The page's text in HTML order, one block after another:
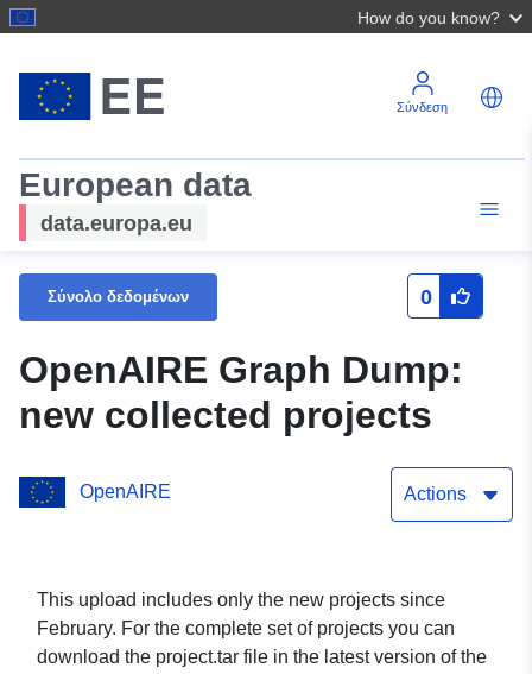
How do you know?
Σύνδεση
European data
data.europa.eu
Σύνολο δεδομένων 0
OpenAIRE Graph Dump:
new collected projects
OpenAIRE Actions
This upload includes only the new projects since
February. For the complete set of projects you can
download the project.tar file in the latest version of the